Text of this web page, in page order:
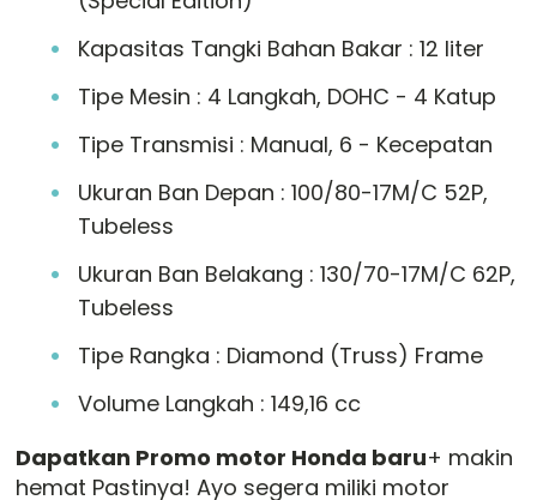
Kapasitas Tangki Bahan Bakar : 12 liter
Tipe Mesin : 4 Langkah, DOHC - 4 Katup
Tipe Transmisi : Manual, 6 - Kecepatan
Ukuran Ban Depan : 100/80-17M/C 52P,
Tubeless
Ukuran Ban Belakang : 130/70-17M/C 62P,
Tubeless
Tipe Rangka : Diamond (Truss) Frame
Volume Langkah : 149,16 cc
Dapatkan Promo motor Honda baru+ makin
hemat Pastinya! Ayo segera miliki motor